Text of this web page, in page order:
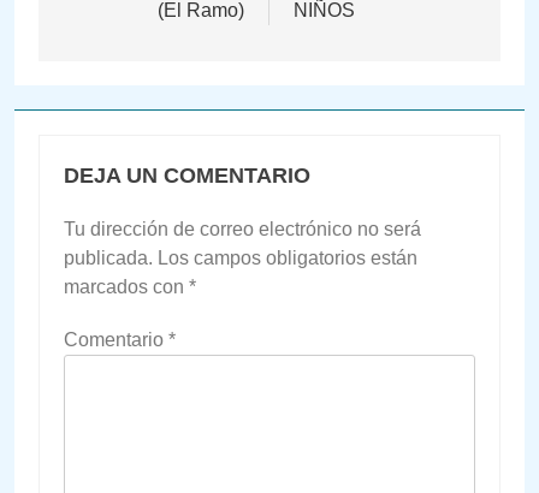
entradas
(El Ramo) NIÑOS
DEJA UN COMENTARIO
Tu dirección de correo electrónico no será
publicada. Los campos obligatorios están
marcados con *
Comentario *